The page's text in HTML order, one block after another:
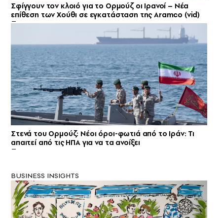
Σφίγγουν τον κλοιό για το Ορμούζ οι Ιρανοί – Νέα
επίθεση των Χούθι σε εγκατάσταση της Aramco (vid)
Στενά του Ορμούζ: Νέοι όροι-φωτιά από το Ιράν: Τι
απαιτεί από τις ΗΠΑ για να τα ανοίξει
BUSINESS INSIGHTS